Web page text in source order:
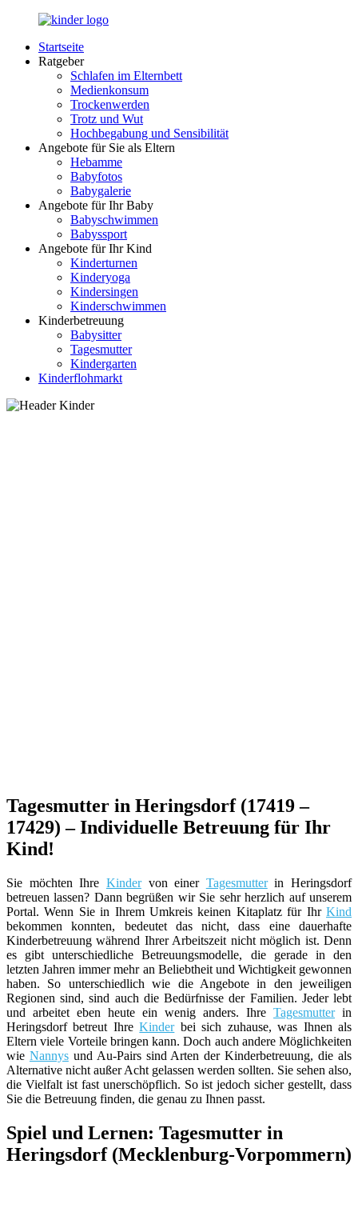
Zurück
Inhalt
LuckyKids.de
Das
Nachwuchs
Startseite
Ratgeber
Schlafen im Elternbett
Medienkonsum
Trockenwerden
Trotz und Wut
Hochbegabung und Sensibilität
Angebote für Sie als Eltern
Hebamme
Babyfotos
Babygalerie
Angebote für Ihr Baby
Babyschwimmen
Babyssport
Angebote für Ihr Kind
Kinderturnen
Kinderyoga
Kindersingen
Kinderschwimmen
Kinderbetreuung
Babysitter
Tagesmutter
Kindergarten
Kinderflohmarkt
Tagesmutter in Heringsdorf (17419 –
17429) – Individuelle Betreuung für Ihr
Kind!
Sie möchten Ihre Kindervon einer Tagesmutterin Heringsdorf
betreuen lassen? Dann begrüßen wir Sie sehr herzlich auf unserem
Portal. Wenn Sie in Ihrem Umkreis keinen Kitaplatz für Ihr Kind
bekommen konnten, bedeutet das nicht, dass eine dauerhafte
Kinderbetreuung während Ihrer Arbeitszeit nicht möglich ist. Denn
es gibt unterschiedliche Betreuungsmodelle, die gerade in den
letzten Jahren immer mehr an Beliebtheit und Wichtigkeit gewonnen
haben. So unterschiedlich wie die Angebote in den jeweiligen
Regionen sind, sind auch die Bedürfnisse der Familien. Jeder lebt
und arbeitet eben heute ein wenig anders. Ihre Tagesmutterin
Heringsdorf betreut IhreKinderbei sich zuhause, was Ihnen als
Eltern viele Vorteile bringen kann. Doch auch andere Möglichkeiten
wie Nannysund Au-Pairs sind Arten der Kinderbetreuung, die als
Alternative nicht außer Acht gelassen werden sollten. Sie sehen also,
die Vielfalt ist fast unerschöpflich. So ist jedoch sicher gestellt, dass
Sie die Betreuung finden, die genau zu Ihnen passt.
Spiel und Lernen: Tagesmutter in
Heringsdorf (Mecklenburg-Vorpommern)